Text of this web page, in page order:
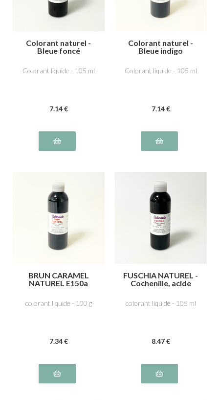
Colorant naturel -
Bleue foncé
Colorant liquide - 105 ml
7.14 €
Colorant naturel -
Bleue indigo
Colorant liquide - 105 ml
7.14 €
BRUN CARAMEL
NATUREL E150a
colorant liquide - 100 g
7.34 €
FUSCHIA NATUREL -
Cochenille, acide
colorant liquide - 105 ml
8.47 €